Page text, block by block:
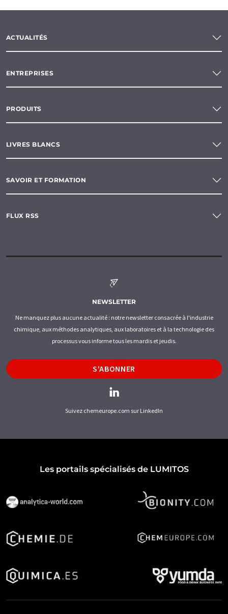
ACTUALITÉS
ENTREPRISES
PRODUITS
LIVRES BLANCS
SAVOIR ET FORMATION
FLUX RSS
NEWSLETTER
Ne manquez plus aucune actualité : notre newsletter consacrée à l'industrie
chimique, aux méthodes analytiques, aux laboratoires et à la technologie des
processus vous informe tous les mardis et jeudis.
S'ABONNER
Suivez chemeurope.com sur LinkedIn
Les portails spécialisés de LUMITOS